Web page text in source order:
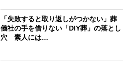
「失敗すると取り返しがつかない」葬
儀社の手を借りない「DIY葬」の落とし
穴 素人には…